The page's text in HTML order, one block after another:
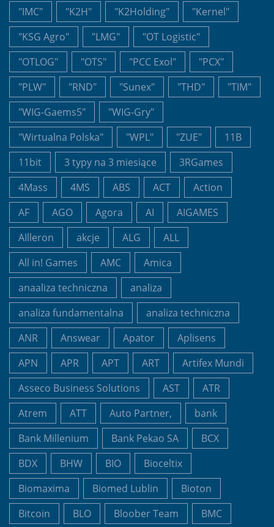
"IMC"
"K2H" "K2Holding"
"Kernel"
"KSG Agro"
"LMG"
"OT Logistic"
"OTLOG"
"OTS" "PCC Exol"
"PCX"
"PLW"
"RND" "Sunex" "THD"
"TIM"
"WIG-Gaems5"
"WIG-Gry"
"Wirtualna Polska"
"WPL" "ZUE"
11B
11bit
3 typy na 3 miesiące
3RGames
4Mass
4MS ABS ACT
Action
AF
AGO Agora AI
AIGAMES
AIlleron
akcje ALG
ALL
All in! Games
AMC
Amica
anaaliza techniczna
analiza
analiza fundamentalna
analiza techniczna
ANR
Answear Apator
Aplisens
APN
APR APT ART
Artifex Mundi
Asseco Business Solutions
AST
ATR
Atrem
ATT Auto Partner,
bank
Bank Millenium
Bank Pekao SA
BCX
BDX
BHW BIO
Bioceltix
Biomaxima
Biomed Lublin
Bioton
Bitcoin
BLO Bloober Team
BMC